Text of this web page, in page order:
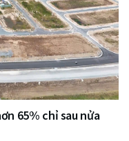
65% chỉ sau nửa